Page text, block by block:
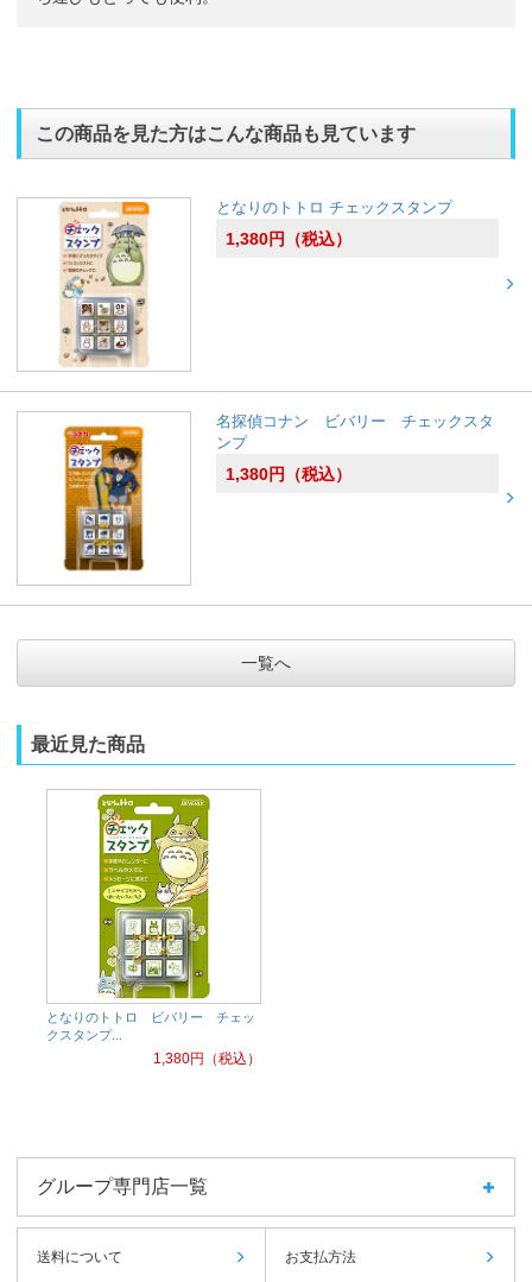
この商品を見た方はこんな商品も見ています
となりのトトロ チェックスタンプ
1,380円 （税込）
名探偵コナン ビバリー チェックスタ
ンプ
1,380円 （税込）
一覧へ
最近見た商品
となりのトトロ ビバリー チェッ
クスタンプ...
1,380円（税込）
グループ専門店一覧
送料について お支払方法